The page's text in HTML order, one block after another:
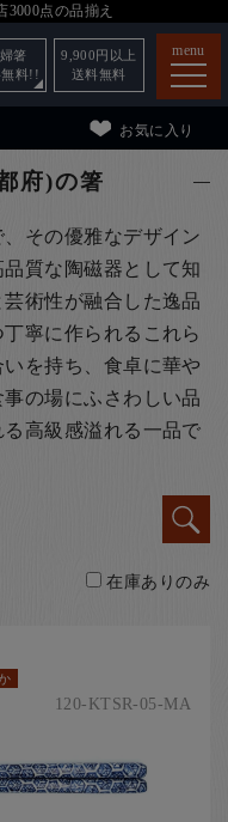
3000点の品揃え
menu
お気に入り
箸
料!!
9,900 円以上
送料無料
府)の箸
その優雅なデザイン
質な陶磁器として知
術性が融合した逸品
寧に作られるこれら
を持ち、食卓に華や
の場にふさわしい品
高級感溢れる一品で
在庫ありのみ
120-KTSR-05-MA